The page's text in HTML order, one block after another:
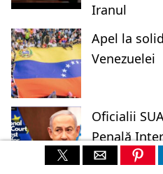
Iranul
Apel la
Venezuelei
Oficialii
Penală
ancheteze